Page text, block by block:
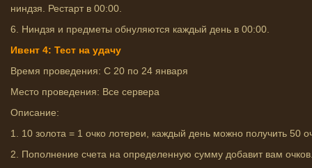
ниндзя. Рестарт в 00:00.
6. Ниндзя и предметы обнуляются каждый день в 00:00.
Ивент 4: Тест на удачу
Время проведения: С 20 по 24 января
Место проведения: Все сервера
Описание:
1. 10 золота = 1 очко лотереи, каждый день можно получить 50
2. Пополнение счета на определенную сумму добавит вам